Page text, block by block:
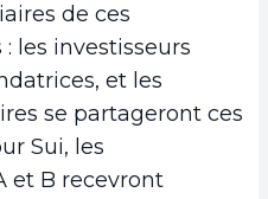
de ces
les investisseurs
et les
se partageront ces
Sui, les
et B recevront